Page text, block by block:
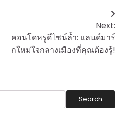
Next:
คอนโดหรูดีไซน์ล้ำ: แลนด์มาร์
กใหม่ใจกลางเมืองที่คุณต้องรู้!
Search